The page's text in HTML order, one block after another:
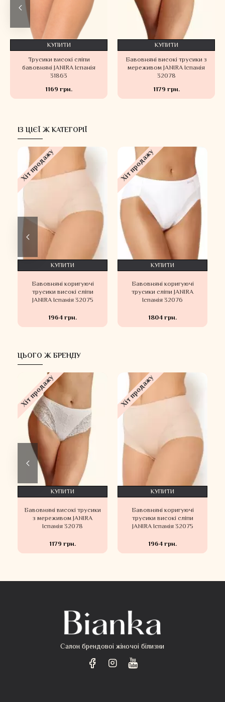
Трусики високі сліпи
бавовняні JANIRA Іспанія
31863
1169 грн.
КУПИТИ
Бавовняні високі трусики з
мереживом JANIRA Іспанія
32078
1179 грн.
КУПИТИ
ІЗ ЦІЄЇ Ж КАТЕГОРІЇ
Хіт продажу
Бавовняні коригуючі
трусики високі сліпи
JANIRA Іспанія 32075
1964 грн.
КУПИТИ
Хіт продажу
Бавовняні коригуючі
трусики сліпи JANIRA
Іспанія 32076
1804 грн.
КУПИТИ
ЦЬОГО Ж БРЕНДУ
Хіт продажу
Бавовняні високі трусики
з мереживом JANIRA
Іспанія 32078
1179 грн.
КУПИТИ
Хіт продажу
Бавовняні коригуючі
трусики високі сліпи
JANIRA Іспанія 32075
1964 грн.
КУПИТИ
Салон брендовоі жіночоі білизни